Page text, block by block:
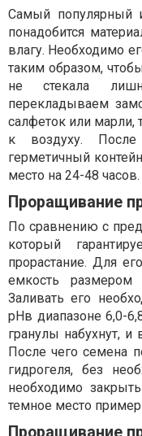
Самый популярный
понадобится
влагу. Необходимо
таким образом,
не стекала
перекладываем
салфеток или марли,
к воздуху.
герметичный
место на 24-48 часов.
Проращивание
По сравнению с
который
прорастание. Для
емкость
Заливать его
pHв диапазоне 6,0-
гранулы набухнут,
После чего семена
гидрогеля, без
необходимо
темное место